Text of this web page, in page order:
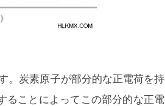
。炭素原子が部分的な正電荷を持
ることによってこの部分的な正電